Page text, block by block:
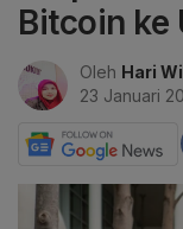
Bitcoin ke
Oleh Hari
23 Januari